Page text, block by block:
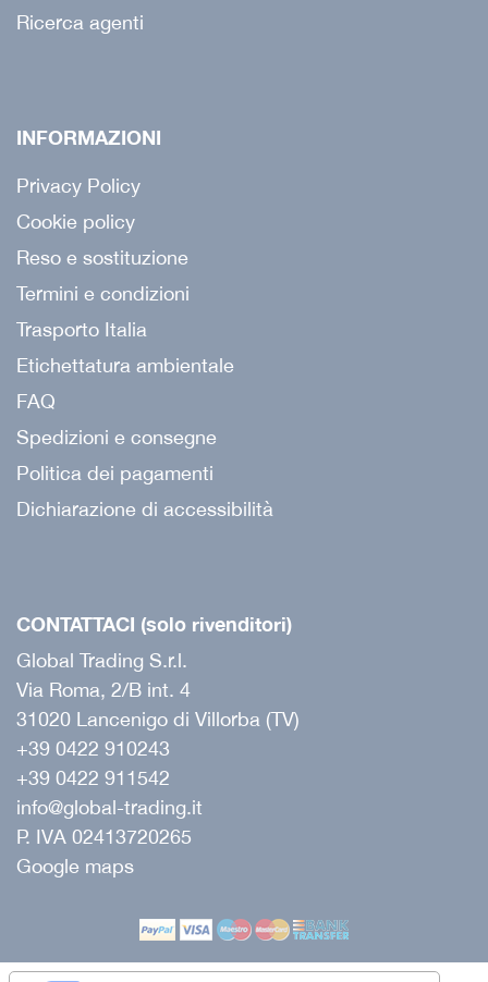
Ricerca agenti
INFORMAZIONI
Privacy Policy
Cookie policy
Reso e sostituzione
Termini e condizioni
Trasporto Italia
Etichettatura ambientale
FAQ
Spedizioni e consegne
Politica dei pagamenti
Dichiarazione di accessibilità
CONTATTACI (solo rivenditori)
Global Trading S.r.l.
Via Roma, 2/B int. 4
31020 Lancenigo di Villorba (TV)
+39 0422 910243
+39 0422 911542
info@global-trading.it
P. IVA 02413720265
Google maps